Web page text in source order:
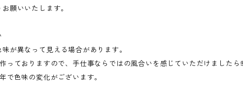
お願いいたします。
が異なって見える場合があります。
ておりますので、手仕事ならではの風合いを感じていただけましたら
色味の変化がございます。